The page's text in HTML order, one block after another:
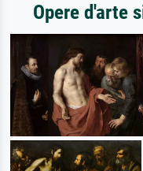
Opere d'arte